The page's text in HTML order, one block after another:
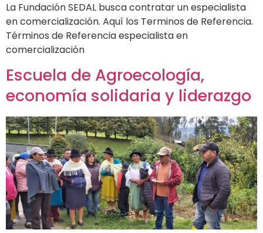
La Fundación SEDAL busca contratar un especialista
en comercialización. Aquí los Terminos de Referencia.
Términos de Referencia especialista en
comercialización
Escuela de Agroecología,
economía solidaria y liderazgo